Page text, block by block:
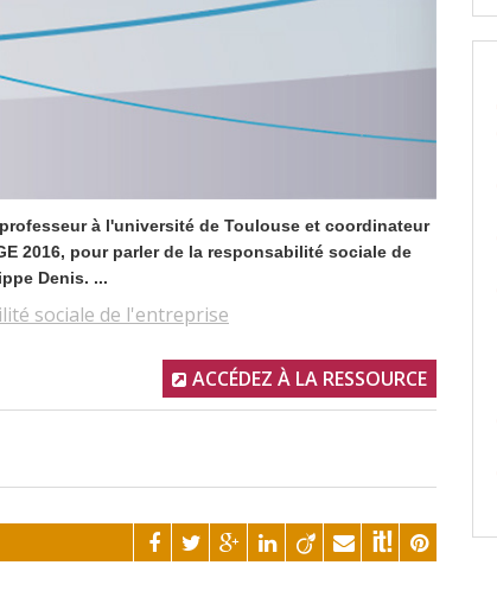
à l'université de Toulouse et coordinateur
2016, pour parler de la responsabilité sociale de
Denis. ...
sociale de l'entreprise
ACCÉDEZ À LA RESSOURCE